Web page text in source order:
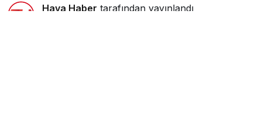
Hava Haber tarafından yayınlandı